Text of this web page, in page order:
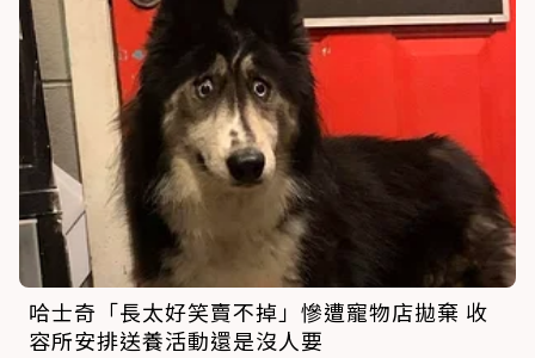
哈士奇「長太好笑賣不掉」慘遭寵物店拋棄 收
容所安排送養活動還是沒人要